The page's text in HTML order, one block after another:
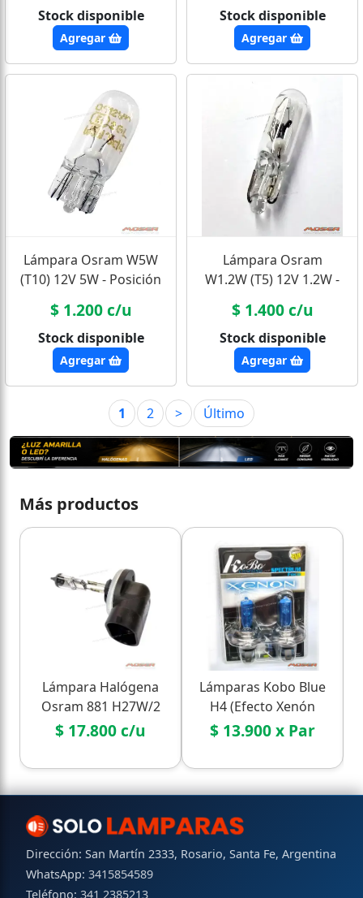
Stock disponible
Agregar
Stock disponible
Agregar
Lámpara Osram W5W
(T10) 12V 5W - Posición
$ 1.200 c/u
Stock disponible
Agregar
Lámpara Osram
W1.2W (T5) 12V 1.2W -
$ 1.400 c/u
Stock disponible
Agregar
1 2 > Último
Más productos
Lámpara Halógena
Osram 881 H27W/2
(12V 27W) - Auxiliares
$ 17.800 c/u
Lámparas Kobo Blue
H4 (Efecto Xenón
Económico)
$ 13.900 x Par
Dirección: San Martín 2333, Rosario, Santa Fe, Argentina
WhatsApp: 3415854589
Teléfono: 341 2385213